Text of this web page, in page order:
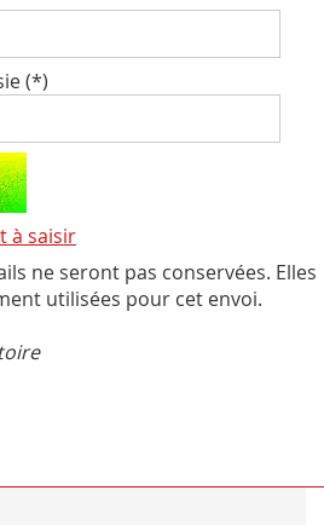
(*)
à saisir
ne seront pas conservées. Elles
utilisées pour cet envoi.